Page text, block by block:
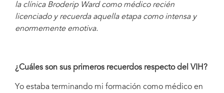
la clínica Broderip Ward como médico recién
licenciado y recuerda aquella etapa como intensa y
enormemente emotiva.
¿Cuáles son sus primeros recuerdos respecto del VIH?
Yo estaba terminando mi formación como médico en